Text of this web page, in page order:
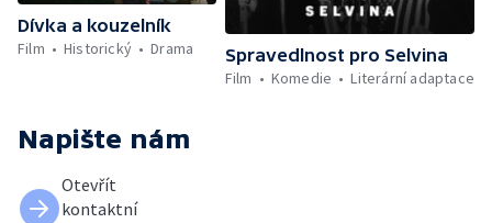
Dívka a kouzelník
Film
Historický Drama
Spravedlnost pro Selvina
Film
Komedie Literární adaptace
Napište nám
Otevřít
kontaktní